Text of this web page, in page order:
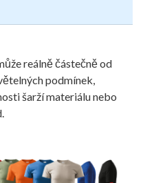
reálně částečně od
podmínek,
šarží materiálu nebo